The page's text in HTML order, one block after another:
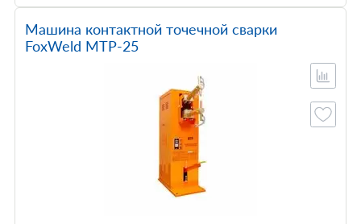
Машина контактной точечной сварки
FoxWeld МТР-25